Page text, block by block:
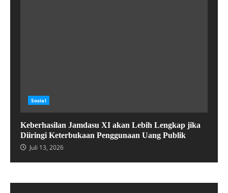
Sosial
Keberhasilan Jamdasu XI akan Lebih Lengkap jika
Diiringi Keterbukaan Penggunaan Uang Publik
Juli 13, 2026